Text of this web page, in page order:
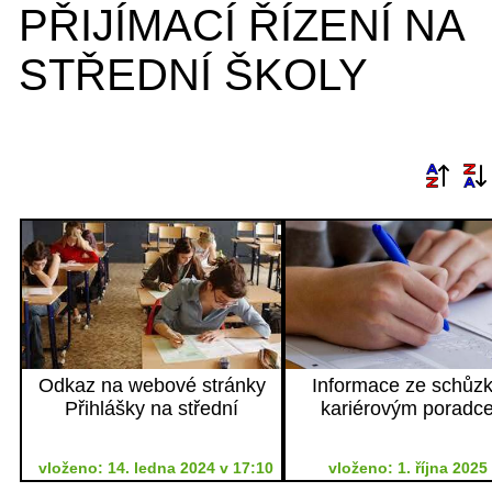
PŘIJÍMACÍ ŘÍZENÍ NA
STŘEDNÍ ŠKOLY
Odkaz na webové stránky
Přihlášky na střední
vloženo: 14. ledna 2024 v 17:10
Informace ze
kariérovým
vloženo: 1. října 2025